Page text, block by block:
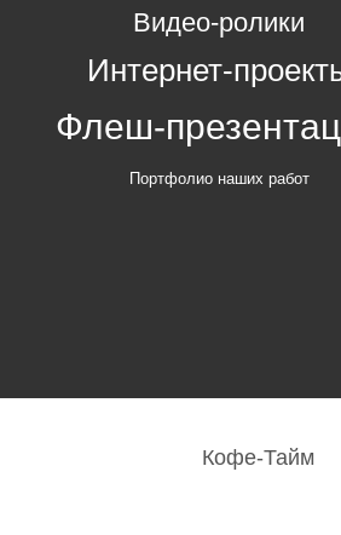
Видео-ролики
Интернет-
Флеш-
Портфолио наших работ
Кофе-Тайм